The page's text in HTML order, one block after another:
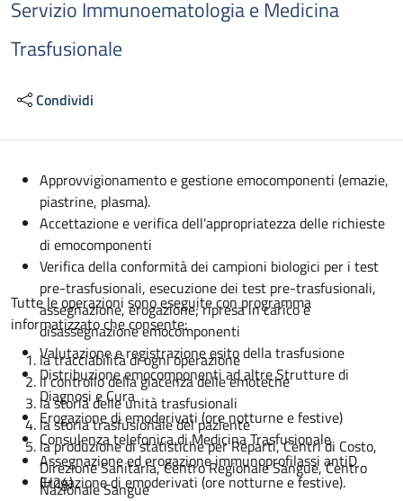
Servizio Immunoematologia e Medicina
Trasfusionale
Condividi
Descrizione
Approvvigionamento e gestione emocomponenti (emazie,
piastrine, plasma).
Accettazione e verifica dell'appropriatezza delle richieste
di emocomponenti
Verifica della conformità dei campioni biologici per i test
pre-trasfusionali, esecuzione dei test pre-trasfusionali,
assegnazione, erogazione; ripresa in carico e
disassegnazione emocomponenti
Valutazione e registrazione esito della trasfusione
Distribuzione emocomponenti ad altre Strutture di
Diagnosi e Cura
Erogazione di emoderivati (ore notturne e festive)
Consulenza telefonica di Medicina Trasfusionale
Assegnazione ed erogazione immunoprofilassi antiD
(H24)
Tutte le operazioni sono eseguite con programma
informatizzato che consente:
la tracciabilità di ogni operazione
il controllo della giacenza delle emoteche
la storia delle unità trasfusionali
la storia trasfusionale del paziente
la produzione di statistiche per Reparti, Centri di Costo,
Direzione Sanitaria, Centro Regionale Sangue, Centro
Nazionale Sangue
Erogazione di emoderivati (ore notturne e festive).